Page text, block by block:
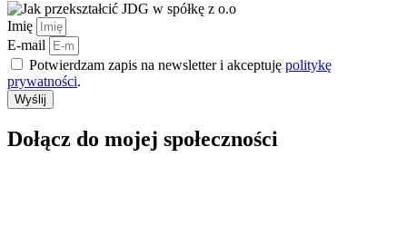
Imię
E-mail
Potwierdzam zapis na newsletter i akceptuję politykę
prywatności.
Wyślij
Dołącz do mojej społeczności